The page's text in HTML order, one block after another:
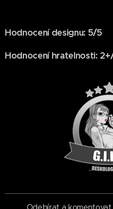
Hodnocení designu: 5/5
Hodnocení hratelnosti: